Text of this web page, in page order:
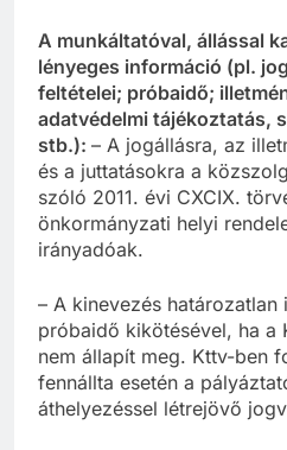
A munkáltatóval, állással
lényeges információ (pl.
feltételei; próbaidő;
adatvédelmi tájékoztatás,
stb.): – A jogállásra, az
és a juttatásokra a
szóló 2011. évi CXCIX.
önkormányzati helyi
irányadóak.
– A kinevezés
próbaidő kikötésével, ha a
nem állapít meg. Kttv-ben
fennállta esetén a
áthelyezéssel létrejövő